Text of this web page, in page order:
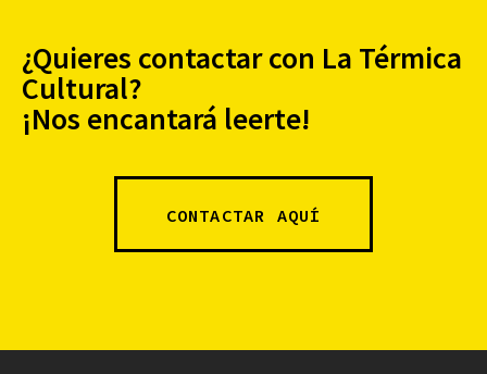
¿Quieres contactar con La Térmica
Cultural?
¡Nos encantará leerte!
CONTACTAR AQUÍ